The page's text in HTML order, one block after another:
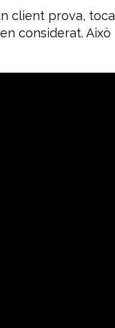
client prova, toca
considerat. Això